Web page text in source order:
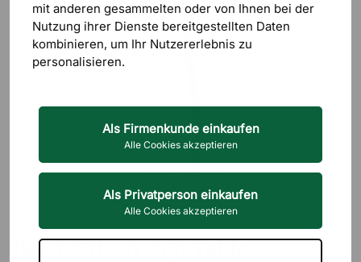
mit anderen gesammelten oder von Ihnen bei der
Nutzung ihrer Dienste bereitgestellten Daten
kombinieren, um Ihr Nutzererlebnis zu
personalisieren.
Als Firmenkunde einkaufen
Alle Cookies akzeptieren
Als Privatperson einkaufen
Alle Cookies akzeptieren
Beistelltisch Add Table